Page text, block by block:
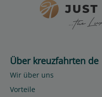
Über kreuzfahrten de
Wir über uns
Vorteile